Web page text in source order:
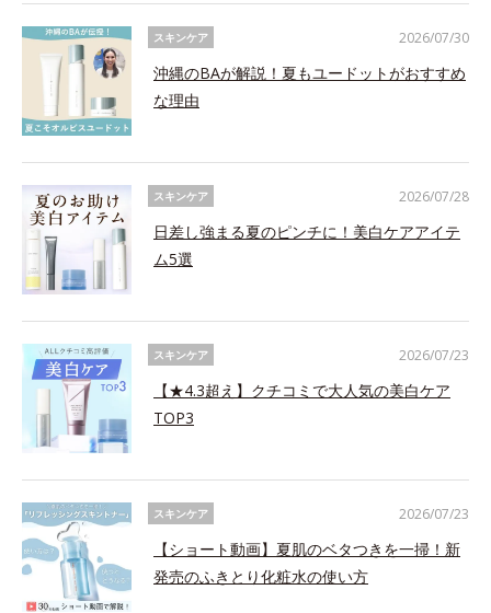
スキンケア
沖縄のBAが解説！夏もユードットがおすすめ
な理由
2026/07/30
スキンケア
日差し強まる夏のピンチに！美白ケアアイテ
ム5選
2026/07/28
スキンケア
【★4.3超え】クチコミで大人気の美白ケア
TOP3
2026/07/23
スキンケア
【ショート動画】夏肌のベタつきを一掃！新
発売のふきとり化粧水の使い方
2026/07/23